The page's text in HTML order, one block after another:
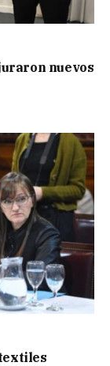
nuevos